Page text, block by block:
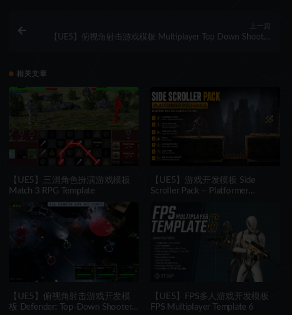
上一篇
【UE5】俯视角射击游戏模板 Multiplayer Top Down Shooter
相关文章
【UE5】三消角色扮演游戏模板
Match 3 RPG Template
【UE5】游戏开发模板 Side
Scroller Pack – Platformer
【UE5】俯视角射击游戏开发模
板 Defender: Top-Down Shooter
【UE5】FPS多人游戏开发模板
FPS Multiplayer Template 6